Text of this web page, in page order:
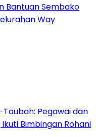
Bantuan Sembako
Way
Pegawai dan
Bimbingan Rohani